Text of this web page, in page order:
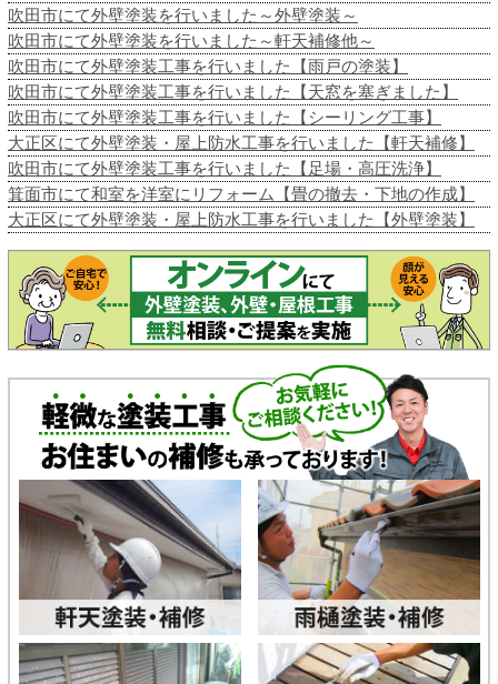
吹田市にて外壁塗装を行いました～外壁塗装～
吹田市にて外壁塗装を行いました～軒天補修他～
吹田市にて外壁塗装工事を行いました【雨戸の塗装】
吹田市にて外壁塗装工事を行いました【天窓を塞ぎました】
吹田市にて外壁塗装工事を行いました【シーリング工事】
大正区にて外壁塗装・屋上防水工事を行いました【軒天補修】
吹田市にて外壁塗装工事を行いました【足場・高圧洗浄】
箕面市にて和室を洋室にリフォーム【畳の撤去・下地の作成】
大正区にて外壁塗装・屋上防水工事を行いました【外壁塗装】